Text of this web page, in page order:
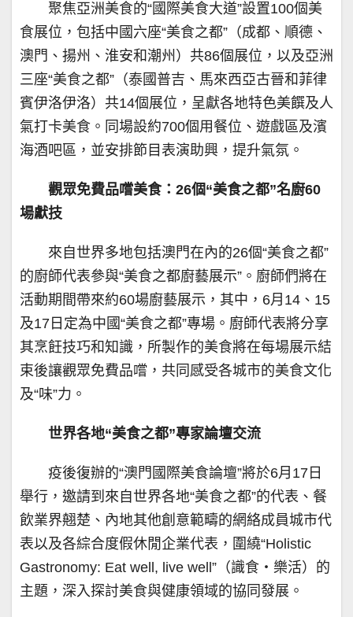
聚焦亞洲美食的“國際美食大道”設置100個美
食展位，包括中國六座“美食之都”（成都、順德、
澳門、揚州、淮安和潮州）共86個展位，以及亞洲
三座“美食之都”（泰國普吉、馬來西亞古晉和菲律
賓伊洛伊洛）共14個展位，呈獻各地特色美饌及人
氣打卡美食。同場設約700個用餐位、遊戲區及濱
海酒吧區，並安排節目表演助興，提升氣氛。
觀眾免費品嚐美食：26個“美食之都”名廚60
場獻技
來自世界多地包括澳門在內的26個“美食之都”
的廚師代表參與“美食之都廚藝展示”。廚師們將在
活動期間帶來約60場廚藝展示，其中，6月14、15
及17日定為中國“美食之都”專場。廚師代表將分享
其烹飪技巧和知識，所製作的美食將在每場展示結
束後讓觀眾免費品嚐，共同感受各城市的美食文化
及“味”力。
世界各地“美食之都”專家論壇交流
疫後復辦的“澳門國際美食論壇”將於6月17日
舉行，邀請到來自世界各地“美食之都”的代表、餐
飲業界翹楚、內地其他創意範疇的網絡成員城市代
表以及各綜合度假休閒企業代表，圍繞“Holistic
Gastronomy: Eat well, live well”（識食・樂活）的
主題，深入探討美食與健康領域的協同發展。